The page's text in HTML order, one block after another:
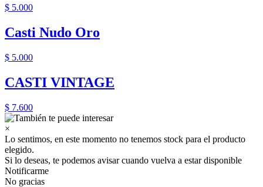
$ 5.000
Casti Nudo Oro
$ 5.000
CASTI VINTAGE
$ 7.600
×
Lo sentimos, en este momento no tenemos stock para el producto
elegido.
Si lo deseas, te podemos avisar cuando vuelva a estar disponible
Notificarme
No gracias